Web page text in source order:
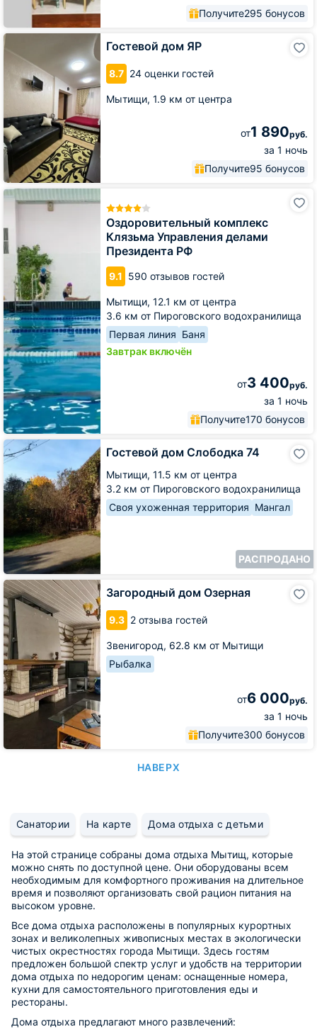
Получите295 бонусов
Гостевой дом ЯР
8.7 24 оценки гостей
Мытищи, 1.9 км от центра
от1 890руб.
за 1 ночь
Получите95 бонусов
Гостевой
дом
ЯР
Оздоровительный комплекс
Клязьма Управления делами
Президента РФ
9.1 590 отзывов гостей
Мытищи, 12.1 км от центра
3.6 км от Пироговского водохранилища
Первая линия Баня
Завтрак включён
от3 400руб.
за 1 ночь
Получите170 бонусов
Оздоровительный
комплекс
Управления
делами
Президента
Гостевой дом Слободка 74
Мытищи, 11.5 км от центра
3.2 км от Пироговского водохранилища
Своя ухоженная территория Мангал
РАСПРОДАНО
Гостевой
дом
74
Загородный дом Озерная
9.3 2 отзыва гостей
Звенигород, 62.8 км от Мытищи
Рыбалка
от6 000руб.
за 1 ночь
Получите300 бонусов
Загородный
дом
Озерная
НАВЕРХ
Санатории На карте Дома отдыха с детьми
На этой странице собраны дома отдыха Мытищ, которые
можно снять по доступной цене. Они оборудованы всем
необходимым для комфортного проживания на длительное
время и позволяют организовать свой рацион питания на
высоком уровне.
Все дома отдыха расположены в популярных курортных
зонах и великолепных живописных местах в экологически
чистых окрестностях города Мытищи. Здесь гостям
предложен большой спектр услуг и удобств на территории
дома отдыха по недорогим ценам: оснащенные номера,
кухни для самостоятельного приготовления еды и
рестораны.
Дома отдыха предлагают много развлечений: